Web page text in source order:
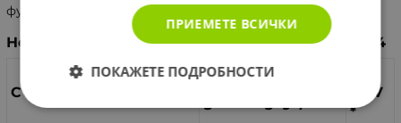
функции.
Номер/Дата на вписване: Т222402676/12.04.2024
Съставки
(в 1 капсула/
NRV
*
ПРИЕМЕТЕ ВСИЧКИ
ПОКАЖЕТЕ ПОДРОБНОСТИ